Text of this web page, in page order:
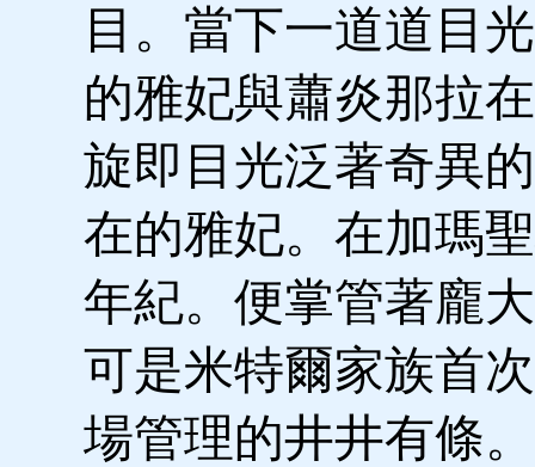
目。當下一道道目
的雅妃與蕭炎那拉
旋即目光泛著奇異
在的雅妃。在加瑪
年紀。便掌管著龐
可是米特爾家族首
場管理的井井有條